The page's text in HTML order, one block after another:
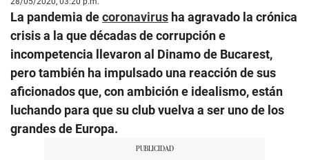
La pandemia decoronavirus ha agravado la crónica
crisis a la que décadas de corrupción e
incompetencia llevaron al Dinamo de Bucarest,
pero también ha impulsado una reacción de sus
aficionados que, con ambición e idealismo, están
luchando para que su club vuelva a ser uno de los
grandes de Europa.